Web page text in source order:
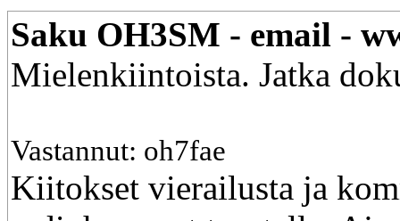
Saku OH3SM - email -
Mielenkiintoista. Jatka
Vastannut: oh7fae
Kiitokset vierailusta ja